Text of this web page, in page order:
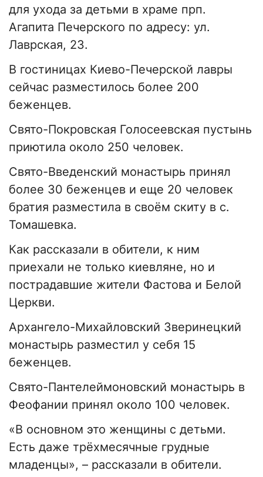
для ухода за детьми в храме прп.
Агапита Печерского по адресу: ул.
Лаврская, 23.
В гостиницах Киево-Печерской лавры
сейчас разместилось более 200
беженцев.
Свято-Покровская Голосеевская пустынь
приютила около 250 человек.
Свято-Введенский монастырь принял
более 30 беженцев и еще 20 человек
братия разместила в своём скиту в с.
Томашевка.
Как рассказали в обители, к ним
приехали не только киевляне, но и
пострадавшие жители Фастова и Белой
Церкви.
Архангело-Михайловский Зверинецкий
монастырь разместил у себя 15
беженцев.
Свято-Пантелеймоновский монастырь в
Феофании принял около 100 человек.
«В основном это женщины с детьми.
Есть даже трёхмесячные грудные
младенцы», – рассказали в обители.